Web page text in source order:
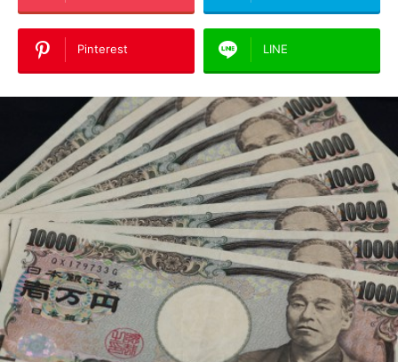
Pinterest LINE